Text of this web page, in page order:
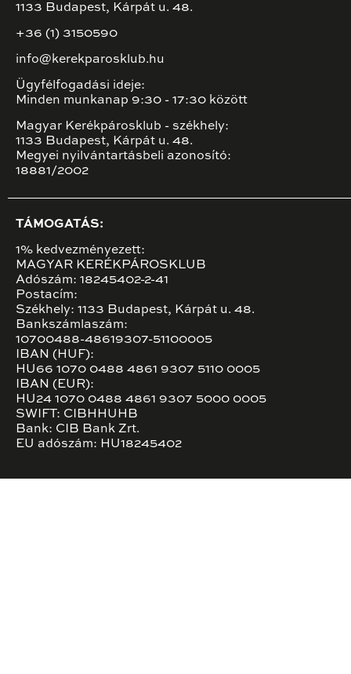
1133 Budapest, Kárpát u. 48.
+36 (1) 3150590
info@kerekparosklub.hu
Ügyfélfogadási ideje:
Minden munkanap 9:30 - 17:30 között
Magyar Kerékpárosklub - székhely:
1133 Budapest, Kárpát u. 48.
Megyei nyilvántartásbeli azonosító:
18881/2002
TÁMOGATÁS:
1% kedvezményezett:
MAGYAR KERÉKPÁROSKLUB
Adószám: 18245402-2-41
Postacím:
Székhely: 1133 Budapest, Kárpát u. 48.
Bankszámlaszám:
10700488-48619307-51100005
IBAN (HUF):
HU66 1070 0488 4861 9307 5110 0005
IBAN (EUR):
HU24 1070 0488 4861 9307 5000 0005
SWIFT: CIBHHUHB
Bank: CIB Bank Zrt.
EU adószám: HU18245402